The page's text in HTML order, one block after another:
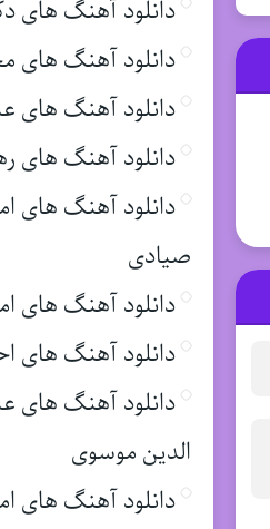
دانلود آهنگ های
دانلود آهنگ های
دانلود آهنگ های
دانلود آهنگ های
دانلود آهنگ های
صیادی
دانلود آهنگ های
دانلود آهنگ های
دانلود آهنگ های
الدین موسوی
دانلود آهنگ های